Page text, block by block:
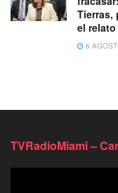
Tierras,
el relato
6
TVRadioMiami –